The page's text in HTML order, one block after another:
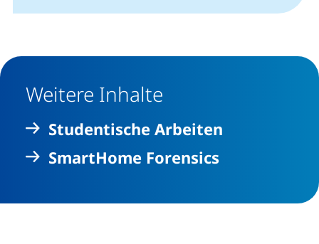
Weitere Inhalte
Studentische Arbeiten
SmartHome Forensics